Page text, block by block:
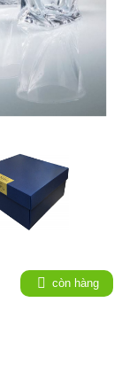
còn hàng